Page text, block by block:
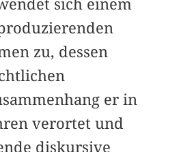
sich einem
zu, dessen
er in
verortet und
diskursive